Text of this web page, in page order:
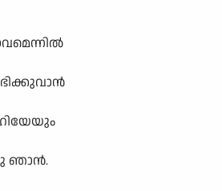
ഞാൻ.